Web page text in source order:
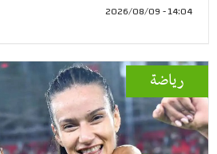
14:04 - 2026/08/09
رياضة